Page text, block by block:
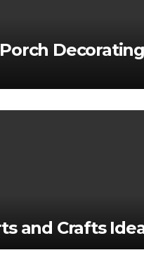
Decorating
and Crafts